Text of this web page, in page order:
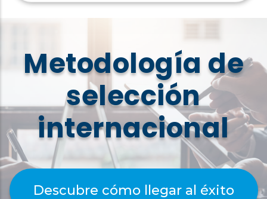
Metodología de
selección
internacional
Descubre cómo llegar al éxito